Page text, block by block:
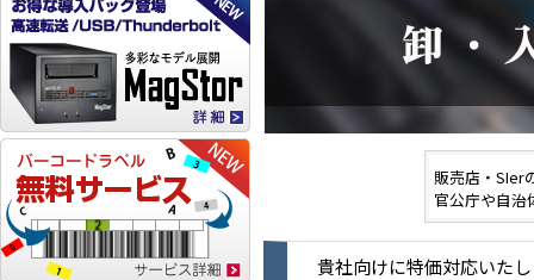
販売店・SIer
官公庁や自治
貴社向けに特価対応いた